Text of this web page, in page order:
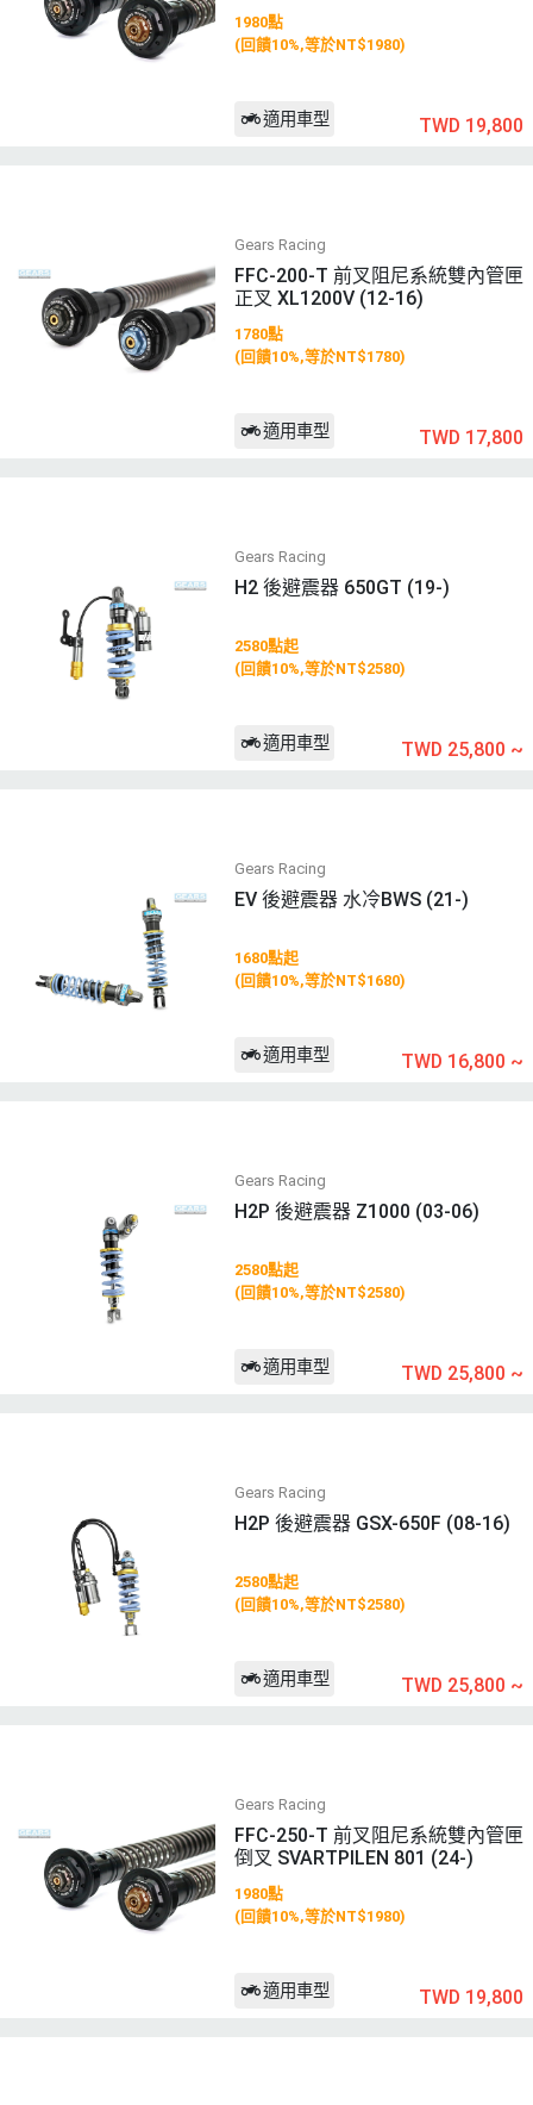
1980點
(回饋10%,等於NT$1980)
適用車型 TWD 19,800
Gears Racing
FFC-200-T 前叉阻尼系統雙內管匣
正叉 XL1200V (12-16)
1780點
(回饋10%,等於NT$1780)
適用車型 TWD 17,800
Gears Racing
H2 後避震器 650GT (19-)
2580點起
(回饋10%,等於NT$2580)
適用車型 TWD 25,800 ~
Gears Racing
EV 後避震器 水冷BWS (21-)
1680點起
(回饋10%,等於NT$1680)
適用車型 TWD 16,800 ~
Gears Racing
H2P 後避震器 Z1000 (03-06)
2580點起
(回饋10%,等於NT$2580)
適用車型 TWD 25,800 ~
Gears Racing
H2P 後避震器 GSX-650F (08-16)
2580點起
(回饋10%,等於NT$2580)
適用車型 TWD 25,800 ~
Gears Racing
FFC-250-T 前叉阻尼系統雙內管匣
倒叉 SVARTPILEN 801 (24-)
1980點
(回饋10%,等於NT$1980)
適用車型 TWD 19,800